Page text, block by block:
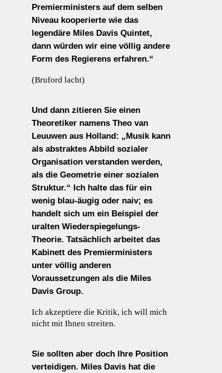
Premierministers auf dem selben
Niveau kooperierte wie das
legendäre Miles Davis Quintet,
dann würden wir eine völlig andere
Form des Regierens erfahren.“
(Bruford lacht)
Und dann zitieren Sie einen
Theoretiker namens Theo van
Leuuwen aus Holland: „Musik kann
als abstraktes Abbild sozialer
Organisation verstanden werden,
als die Geometrie einer sozialen
Struktur.“ Ich halte das für ein
wenig blau-äugig oder naiv; es
handelt sich um ein Beispiel der
uralten Wiederspiegelungs-
Theorie. Tatsächlich arbeitet das
Kabinett des Premierministers
unter völlig anderen
Voraussetzungen als die Miles
Davis Group.
Ich akzeptiere die Kritik, ich will mich
nicht mit Ihnen streiten.
Sie sollten aber doch Ihre Position
verteidigen. Miles Davis hat die